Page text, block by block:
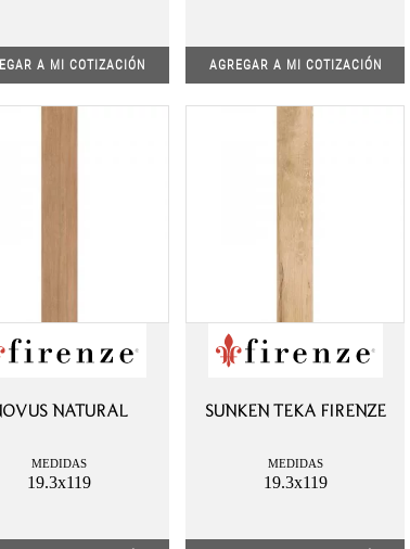
A MI COTIZACIÓN AGREGAR A MI COTIZACIÓN
NATURAL
MEDIDAS
19.3x119
SUNKEN TEKA FIRENZE
MEDIDAS
19.3x119